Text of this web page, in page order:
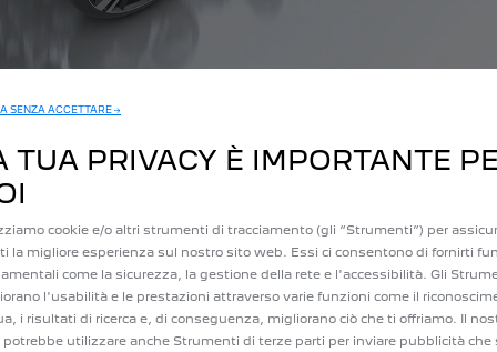
UNA GUIDA PIÙ FLUIDA
rispetto a quella di un veicolo a combustione. In città, invece, è
In città è possibile raggiungere fino al 50% di guida elettrica. Tutto
o la ripartenza e anticipare ostacoli e altri rallentamenti
48 V. Giocando, in particolare mettendo a punto il tuo stile di guida
SENZA ACCETTARE →
TUA PRIVACY È IMPORTANTE
cookie e/o altri strumenti di tracciamento (gli “Strumenti”) per
la migliore esperienza sul nostro sito web. Essi ci consentono di fornirti
come la sicurezza, la gestione della rete e l'accessibilità. Gli
l'usabilità e le prestazioni attraverso varie funzioni come il
i risultati di ricerca e, di conseguenza, migliorano ciò che ti offriamo. Il
utilizzare anche Strumenti di terze parti per inviare pubblicità che